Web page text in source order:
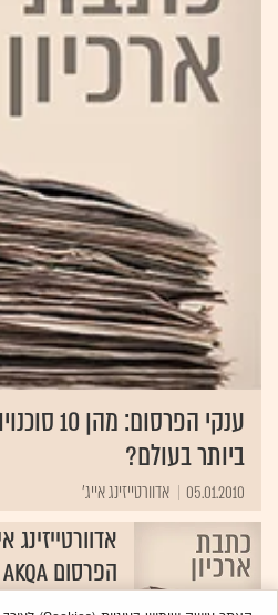
ענקי
ביותר בעולם?
05.01.2010 אדוורטייזינג אייג'
אדוורטייזינג
באינטרנט ב-2008